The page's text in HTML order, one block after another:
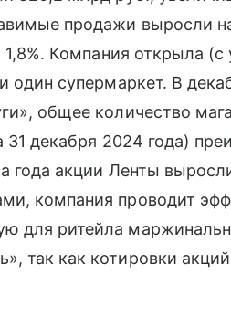
продажи выросли
1,8%. Компания открыла
один супермаркет. В
общее количество
31 декабря 2024 года)
года акции Ленты
компания проводит
для ритейла
так как котировки